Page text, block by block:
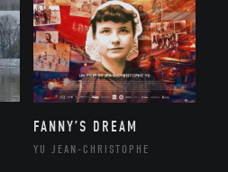
FANNY’S DREAM
YU JEAN-CHRISTOPHE